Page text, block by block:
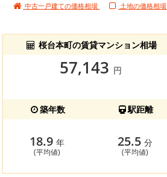
中古一戸建ての価格相場 土地の価格相場
桜台本町の賃貸マンション相場
57,143 円
築年数 駅距離
18.9 年
(平均値)
25.5 分
(平均値)